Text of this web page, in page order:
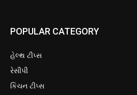
POPULAR CATEGORY
હેલ્થ ટીપ્સ
રેસીપી
કિચન ટીપ્સ